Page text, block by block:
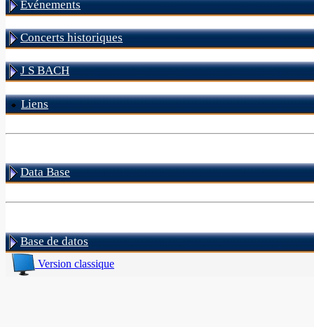
Evénements
Concerts historiques
J S BACH
Liens
Data Base
Base de datos
Version classique